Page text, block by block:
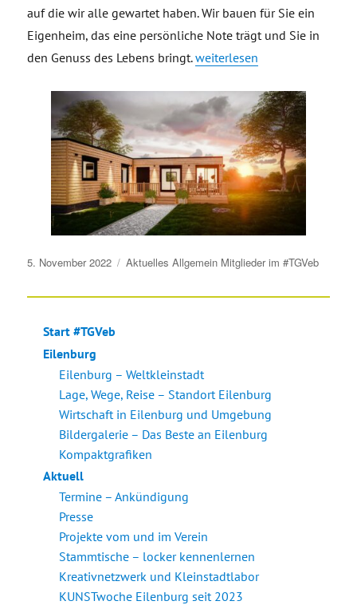
auf die wir alle gewartet haben. Wir bauen für Sie ein
Eigenheim, das eine persönliche Note trägt und Sie in
den Genuss des Lebens bringt.„Klein.Fein.Dein.“
weiterlesen
Veröffentlicht
5. November 2022 Aktuelles Allgemein Mitglieder im #TGVeb
Start #TGVeb
Eilenburg
Eilenburg – Weltkleinstadt
Lage, Wege, Reise – Standort Eilenburg
Wirtschaft in Eilenburg und Umgebung
Bildergalerie – Das Beste an Eilenburg
Kompaktgrafiken
Aktuell
Termine – Ankündigung
Presse
Projekte vom und im Verein
Stammtische – locker kennenlernen
Kreativnetzwerk und Kleinstadtlabor
KUNSTwoche Eilenburg seit 2023